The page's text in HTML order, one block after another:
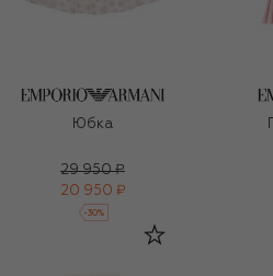
Юбка
29 950 ₽
20 950 ₽
-30%